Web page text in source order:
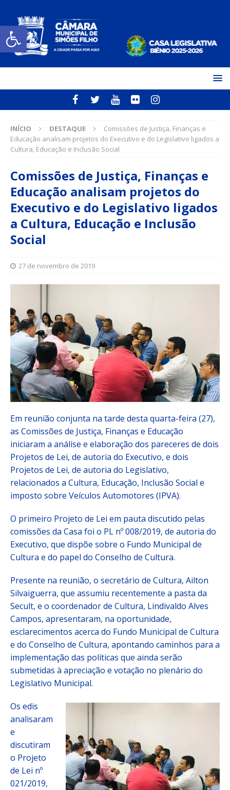
Open toolbar
INÍCIO DESTAQUE
Comissões de Justiça, Finanças e
Educação analisam projetos do Executivo e do Legislativo ligados a
Cultura, Educação e Inclusão Social
Comissões de Justiça, Finanças e
Educação analisam projetos do
Executivo e do Legislativo ligados
a Cultura, Educação e Inclusão
Social
27 de novembro de 2019
Em reunião conjunta na tarde desta quarta-feira (27),
as Comissões de Justiça, Finanças e Educação
iniciaram a análise e elaboração dos pareceres de dois
Projetos de Lei, de autoria do Executivo, e dois
Projetos de Lei, de autoria do Legislativo,
relacionados a Cultura, Educação, Inclusão Social e
imposto sobre Veículos Automotores (IPVA).
O primeiro Projeto de Lei em pauta discutido pelas
comissões da Casa foi o PL nº 008/2019, de autoria do
Executivo, que dispõe sobre o Fundo Municipal de
Cultura e do papel do Conselho de Cultura.
Presente na reunião, o secretário de Cultura, Ailton
Silvaiguerra, que assumiu recentemente a pasta da
Secult, e o coordenador de Cultura, Lindivaldo Alves
Campos, apresentaram, na oportunidade,
esclarecimentos acerca do Fundo Municipal de Cultura
e do Conselho de Cultura, apontando caminhos para a
implementação das políticas que ainda serão
submetidas à apreciação e votação no plenário do
Legislativo Municipal.
Os edis
analisaram
e
discutiram
o Projeto
de Lei nº
021/2019,